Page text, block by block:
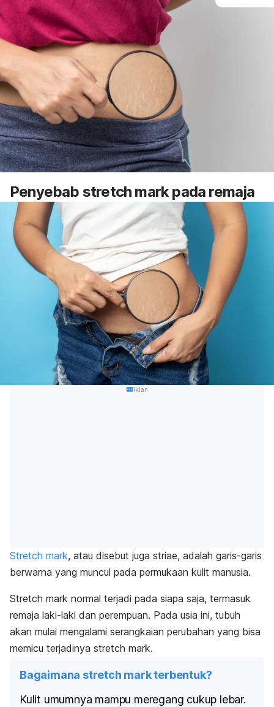
Penyebab stretch markpada remaja
Iklan
Stretch mark, atau disebut juga striae, adalah garis-garis
berwarna yang muncul pada permukaan kulit manusia.
Stretch mark normal terjadi pada siapa saja, termasuk
remaja laki-laki dan perempuan. Pada usia ini, tubuh
akan mulai mengalami serangkaian perubahan yang bisa
memicu terjadinya stretch mark.
Bagaimana stretch mark terbentuk?
Kulit umumnya mampu meregang cukup lebar.